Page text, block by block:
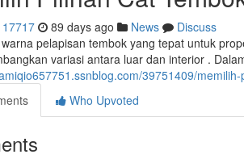
89 days ago News
Discuss
pelapisan tembok yang tepat untuk
variasi antara luar dan interior .
39751409/
Who Upvoted